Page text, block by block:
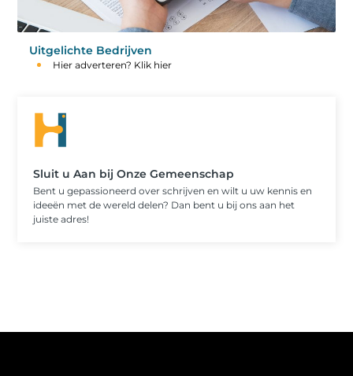
Uitgelichte Bedrijven
Hier adverteren? Klik hier
Sluit u Aan bij Onze Gemeenschap
Bent u gepassioneerd over schrijven en wilt u uw kennis en
ideeën met de wereld delen? Dan bent u bij ons aan het
juiste adres!